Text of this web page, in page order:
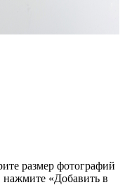
размер фотографий
нажмите «Добавить в